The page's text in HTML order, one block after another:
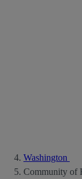
Washington
Community of